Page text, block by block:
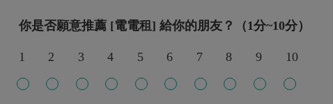
你是否願意推薦 [電電租] 給你的朋友？（1分~10分）
1 2 3 4 5 6 7 8 9 10